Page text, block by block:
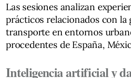
Las sesiones analizan
prácticos relacionados con la
transporte en entornos
procedentes de España,
Inteligencia artificial y